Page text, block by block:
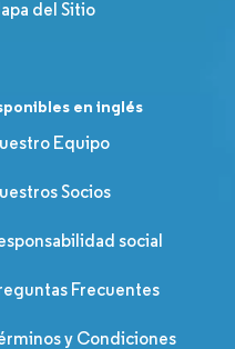
del Sitio
en inglés
Equipo
Socios
social
Frecuentes
y Condiciones